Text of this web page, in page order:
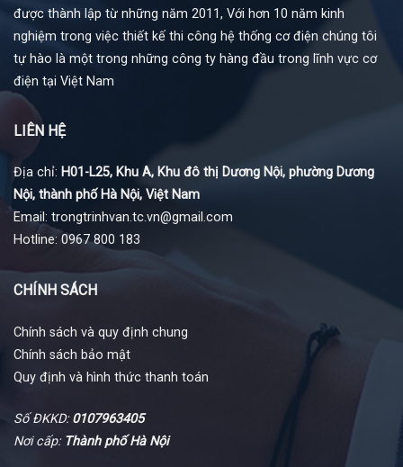
được thành lập từ những năm 2011, Với hơn 10 năm kinh
nghiệm trong việc thiết kế thi công hệ thống cơ điện chúng tôi
tự hào là một trong những công ty hàng đầu trong lĩnh vực cơ
điện tại Việt Nam
LIÊN HỆ
Địa chỉ: H01-L25, Khu A, Khu đô thị Dương Nội, phường Dương
Nội, thành phố Hà Nội, Việt Nam
Email: trongtrinhvan.tc.vn@gmail.com
Hotline: 0967 800 183
CHÍNH SÁCH
Chính sách và quy định chung
Chính sách bảo mật
Quy định và hình thức thanh toán
Số ĐKKD:0107963405
Nơi cấp: Thành phố Hà Nội